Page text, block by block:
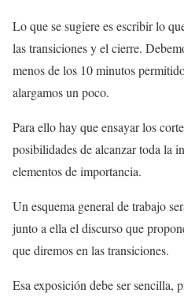
Lo que se sugiere es escribir lo
las transiciones y el cierre.
menos de los 10 minutos
alargamos un poco.
Para ello hay que ensayar los
posibilidades de alcanzar toda la
elementos de importancia.
Un esquema general de trabajo
junto a ella el discurso que
que diremos en las transiciones.
Esa exposición debe ser sencilla,